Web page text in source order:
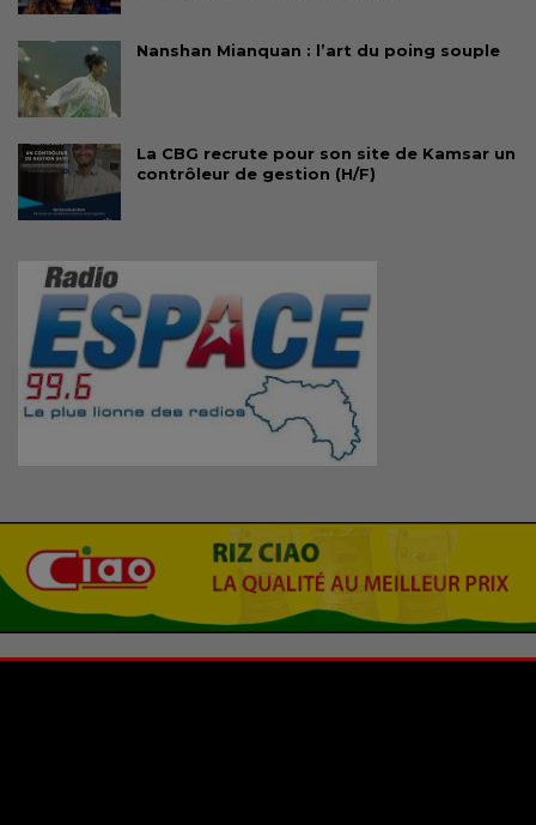
Nanshan Mianquan : l’art du poing souple
La CBG recrute pour son site de Kamsar un
contrôleur de gestion (H/F)